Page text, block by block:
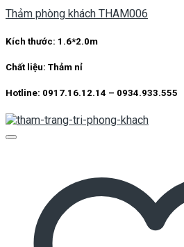
Thảm phòng khách THAM006
Kích thước: 1.6*2.0m
Chất liệu: Thảm nỉ
Hotline: 0917.16.12.14 – 0934.933.555